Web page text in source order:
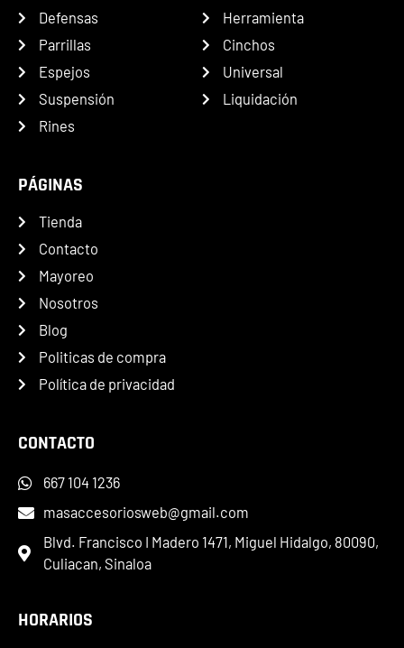
Defensas
Parrillas
Espejos
Suspensión
Rines
Herramienta
Cinchos
Universal
Liquidación
PÁGINAS
Tienda
Contacto
Mayoreo
Nosotros
Blog
Politicas de compra
Política de privacidad
CONTACTO
667 104 1236
masaccesoriosweb@gmail.com
Blvd. Francisco I Madero 1471, Miguel Hidalgo, 80090,
Culiacan, Sinaloa
HORARIOS